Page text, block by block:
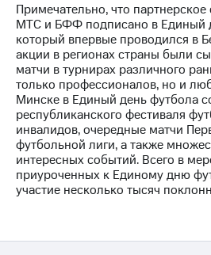
Корпоративный
секретарь
Раскрытие
информации
Информация
акционерам
Документы
ПАО
"МТС"
Собрания
акционеров
Личный
Примечательно, что
МТС и БФФ подписано в Единый
который впервые проводился в
акции в регионах страны были
матчи в турнирах различного
только профессионалов, но и
Минске в Единый день футбола
республиканского фестиваля
инвалидов, очередные матчи
футбольной лиги, а также
интересных событий. Всего в
приуроченных к Единому дню
участие несколько тысяч